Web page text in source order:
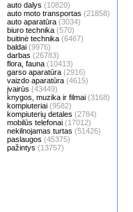
auto dalys (10820)
auto moto transportas (21858)
auto aparatūra (3034)
biuro technika (570)
buitinė technika (6467)
baldai (9976)
darbas (26783)
flora, fauna (10413)
garso aparatūra (2916)
vaizdo aparatūra (4615)
įvairūs (43449)
knygos, muzika ir filmai (3168)
kompiuteriai (9582)
kompiuterių detales (2784)
mobilūs telefonai (17012)
nekilnojamas turtas (51426)
paslaugos (45375)
pažintys (13757)